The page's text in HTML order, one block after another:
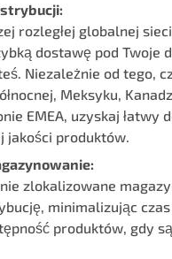
rozległej globalnej
dostawę pod Twoje
Niezależnie od tego,
Meksyku,
EMEA, uzyskaj łatwy
jakości produktów.
zlokalizowane
minimalizując
produktów, gdy